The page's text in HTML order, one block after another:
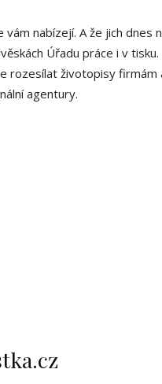
nabízejí. A že jich dnes
Úřadu práce i v tisku.
rozesílat životopisy firmám
agentury.